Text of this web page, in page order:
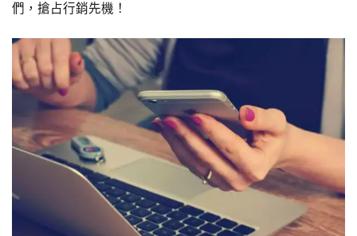
們，搶占行銷先機！